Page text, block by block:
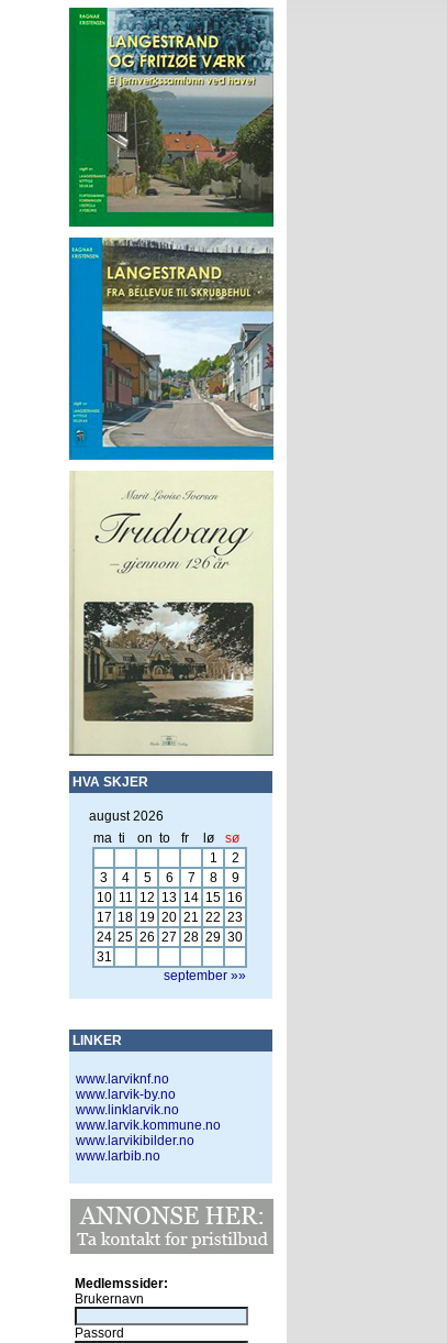
HVA SKJER
august 2026
ma ti on to fr lø
sø
1
2
3
4 5 6 7 8
9
10 11 12 13 14 15 16
17 18 19 20 21 22 23
24 25 26 27 28 29 30
31
september »»
LINKER
www.larviknf.no
www.larvik-by.no
www.linklarvik.no
www.larvik.kommune.no
www.larvikibilder.no
www.larbib.no
Medlemssider:
Brukernavn
Passord